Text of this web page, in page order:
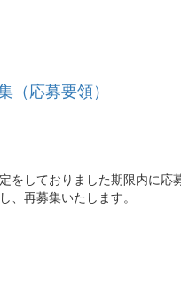
応募要領）
しておりました期限内に応
、再募集いたします。